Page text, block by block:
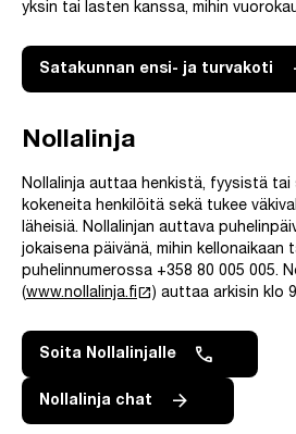
yksin tai lasten kanssa, mihin
Satakunnan ensi- ja turvakoti
Nollalinja
Nollalinja auttaa henkistä, fyysistä tai
kokeneita henkilöitä sekä tukee
läheisiä. Nollalinjan auttava
jokaisena päivänä, mihin kellonaikaan
puhelinnumerossa +358 80 005 005.
(www.nollalinja.filaunch ) auttaa arkisin klo
Soita Nollalinjalle
Nollalinja chat